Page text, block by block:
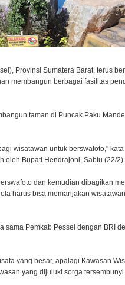
Provinsi Sumatera Barat, terus
membangun berbagai fasilitas
taman di Puncak Paku
wisatawan untuk berswafoto,"
oleh Bupati Hendrajoni, Sabtu (22/2).
dan kemudian dibagikan
harus bisa memanjakan
sama Pemkab Pessel dengan BRI
yang besar, apalagi Kawasan
yang dijuluki sorga tersembunyi